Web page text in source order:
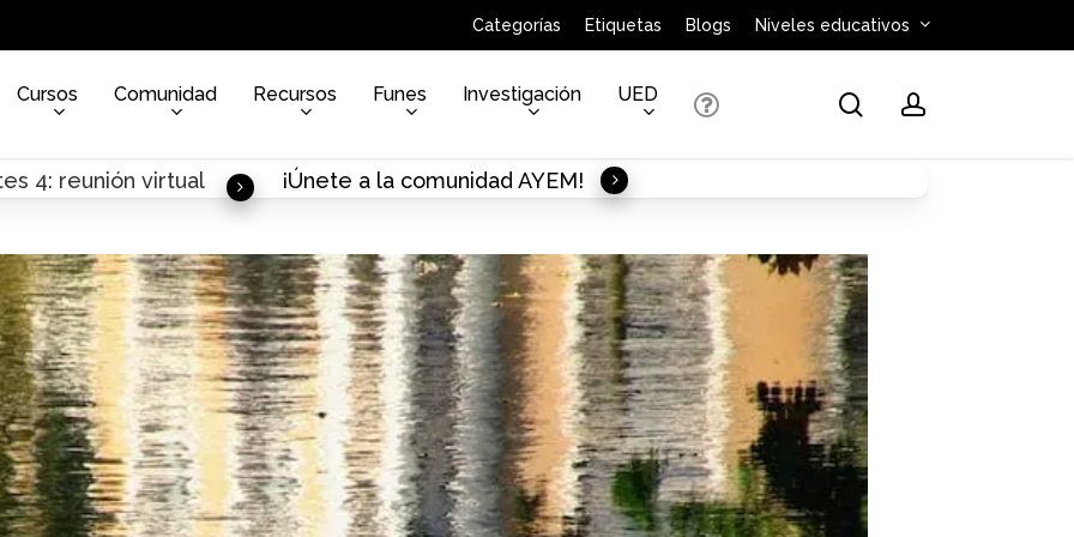
Categorías Etiquetas Blogs Niveles educativos
Cursos Comunidad Recursos Funes Investigación UED searchaccount
4: reunión virtual ¡Únete a la comunidad AYEM!